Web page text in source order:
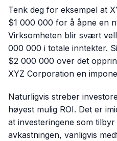
Tenk deg for eksempel at
$1 000 000 for å åpne en
Virksomheten blir svært
000 000 i totale inntekter.
$2 000 000 over det
XYZ Corporation en
Naturligvis streber
høyest mulig ROI. Det er
at investeringene som
avkastningen, vanligvis